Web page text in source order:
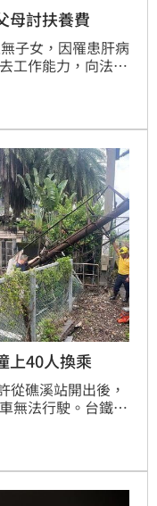
母討扶養費
子女，因罹患肝病
工作能力，向法院
，從未盡過孝道。
駁回。
上40人換乘
從礁溪站開出後，
無法行駛。台鐵指